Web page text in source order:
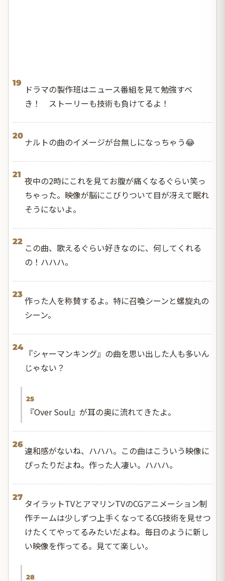
19
ドラマの製作班はニュース番組を見て勉強すべ
き！ ストーリーも技術も負けてるよ！
20
ナルトの曲のイメージが台無しになっちゃう😂
21
夜中の2時にこれを見てお腹が痛くなるぐらい笑っ
ちゃった。映像が脳にこびりついて目が冴えて眠れ
そうにないよ。
22
この曲、歌えるぐらい好きなのに、何してくれる
の！ハハハ。
23
作った人を称賛するよ。特に召喚シーンと螺旋丸の
シーン。
24
『シャーマンキング』の曲を思い出した人も多いん
じゃない？
25
『Over Soul』が耳の奥に流れてきたよ。
26
違和感がないね、ハハハ。この曲はこういう映像に
ぴったりだよね。作った人凄い。ハハハ。
27
タイラットTVとアマリンTVのCGアニメーション制
作チームは少しずつ上手くなってるCG技術を見せつ
けたくてやってるみたいだよね。毎日のように新し
い映像を作ってる。見てて楽しい。
28